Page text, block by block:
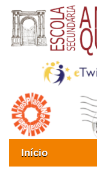
Início